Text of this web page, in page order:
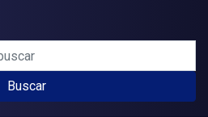
Buscar